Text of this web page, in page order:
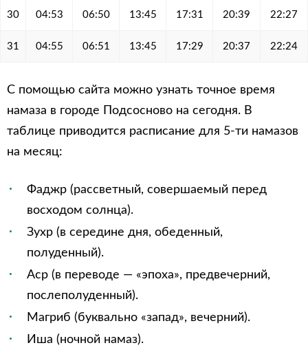
30 04:53 06:50 13:45 17:31 20:39 22:27
31 04:55 06:51 13:45 17:29 20:37 22:24
С помощью сайта можно узнать точное время
намаза в городе Подсосново на сегодня. В
таблице приводится расписание для 5-ти намазов
на месяц:
Фаджр (рассветный, совершаемый перед
восходом солнца).
Зухр (в середине дня, обеденный,
полуденный).
Аср (в переводе — «эпоха», предвечерний,
послеполуденный).
Магриб (буквально «запад», вечерний).
Иша (ночной намаз).